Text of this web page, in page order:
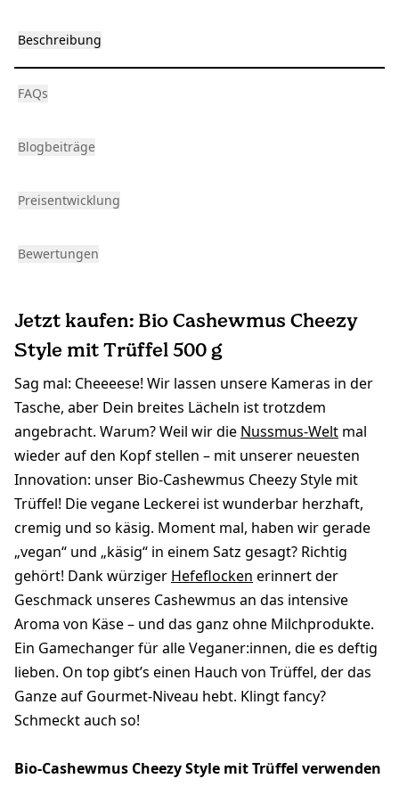
Beschreibung
FAQs
Blogbeiträge
Preisentwicklung
Bewertungen
Jetzt kaufen: Bio Cashewmus Cheezy
Style mit Trüffel 500 g
Sag mal: Cheeeese! Wir lassen unsere Kameras in der
Tasche, aber Dein breites Lächeln ist trotzdem
angebracht. Warum? Weil wir die Nussmus-Welt mal
wieder auf den Kopf stellen – mit unserer neuesten
Innovation: unser Bio-Cashewmus Cheezy Style mit
Trüffel! Die vegane Leckerei ist wunderbar herzhaft,
cremig und so käsig. Moment mal, haben wir gerade
„vegan“ und „käsig“ in einem Satz gesagt? Richtig
gehört! Dank würziger Hefeflocken erinnert der
Geschmack unseres Cashewmus an das intensive
Aroma von Käse – und das ganz ohne Milchprodukte.
Ein Gamechanger für alle Veganer:innen, die es deftig
lieben. On top gibt’s einen Hauch von Trüffel, der das
Ganze auf Gourmet-Niveau hebt. Klingt fancy?
Schmeckt auch so!
Bio-Cashewmus Cheezy Style mit Trüffel verwenden